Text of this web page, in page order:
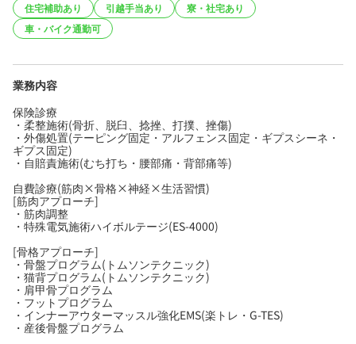
住宅補助あり
引越手当あり
寮・社宅あり
車・バイク通勤可
業務内容
保険診療
・柔整施術(骨折、脱臼、捻挫、打撲、挫傷)
・外傷処置(テーピング固定・アルフェンス固定・ギプスシーネ・
ギプス固定)
・自賠責施術(むち打ち・腰部痛・背部痛等)
自費診療(筋肉×骨格×神経×生活習慣)
[筋肉アプローチ]
・筋肉調整
・特殊電気施術ハイボルテージ(ES-4000)
[骨格アプローチ]
・骨盤プログラム(トムソンテクニック)
・猫背プログラム(トムソンテクニック)
・肩甲骨プログラム
・フットプログラム
・インナーアウターマッスル強化EMS(楽トレ・G-TES)
・産後骨盤プログラム